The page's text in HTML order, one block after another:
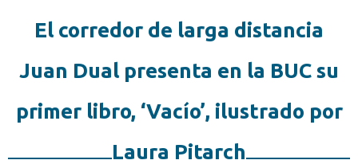
El corredor de larga distancia
Juan Dual presenta en la BUC su
primer libro, ‘Vacío’, ilustrado por
Laura Pitarch